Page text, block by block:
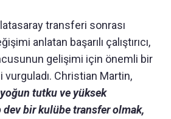
transferi sonrası
anlatan başarılı çalıştırıcı,
gelişimi için önemli bir
vurguladı. Christian Martin,
tutku ve yüksek
bir kulübe transfer olmak,